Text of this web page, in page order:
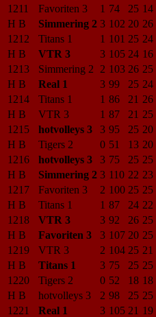
1211
Favoriten 3 1 74 25 14
H B
Simmering 2 3 102 20 26
1212
Titans 1 1 101 25 24
H B
VTR 3 3 105 24 16
1213
Simmering 2 2 103 26 25
H B
Real 1 3 99 25 24
1214
Titans 1 1 86 21 26
H B
VTR 3 1 87 21 25
1215
hotvolleys 3 3 95 25 20
H B
Tigers 2 0 51 13 20
1216
hotvolleys 3 3 75 25 25
H B
Simmering 2 3 110 22 23
1217
Favoriten 3 2 100 25 25
H B
Titans 1 1 87 24 22
1218
VTR 3 3 92 26 25
H B
Favoriten 3 3 107 20 25
1219
VTR 3 2 104 25 21
H B
Titans 1 3 75 25 25
1220
Tigers 2 0 52 18 18
H B
hotvolleys 3 2 98 25 25
1221
Real 1 3 105 21 19